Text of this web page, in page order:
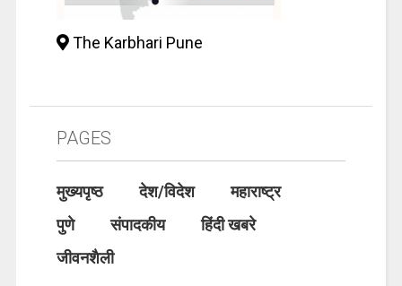
The Karbhari Pune
PAGES
मुख्यपृष्ठ देश/विदेश
महाराष्ट्र
पुणे
संपादकीय
हिंदी खबरे
जीवनशैली